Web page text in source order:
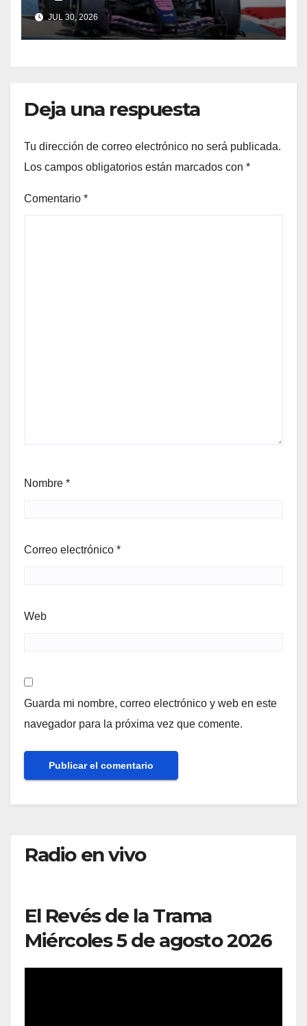
Qatar y Abu Dabi reavivan la
ilusión
JUL 30, 2026
Deja una respuesta
Tu dirección de correo electrónico no será publicada.
Los campos obligatorios están marcados con *
Comentario *
Nombre *
Correo electrónico *
Web
Guarda mi nombre, correo electrónico y web en este
navegador para la próxima vez que comente.
Radio en vivo
El Revés de la Trama
Miércoles 5 de agosto 2026